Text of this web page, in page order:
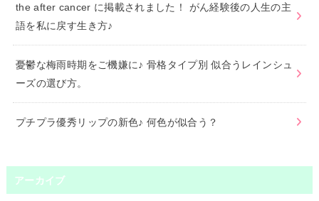
the after cancer に掲載されました！ がん経験後の人生の主
語を私に戻す生き方♪
憂鬱な梅雨時期をご機嫌に♪ 骨格タイプ別 似合うレインシュ
ーズの選び方。
プチプラ優秀リップの新色♪ 何色が似合う？
アーカイブ